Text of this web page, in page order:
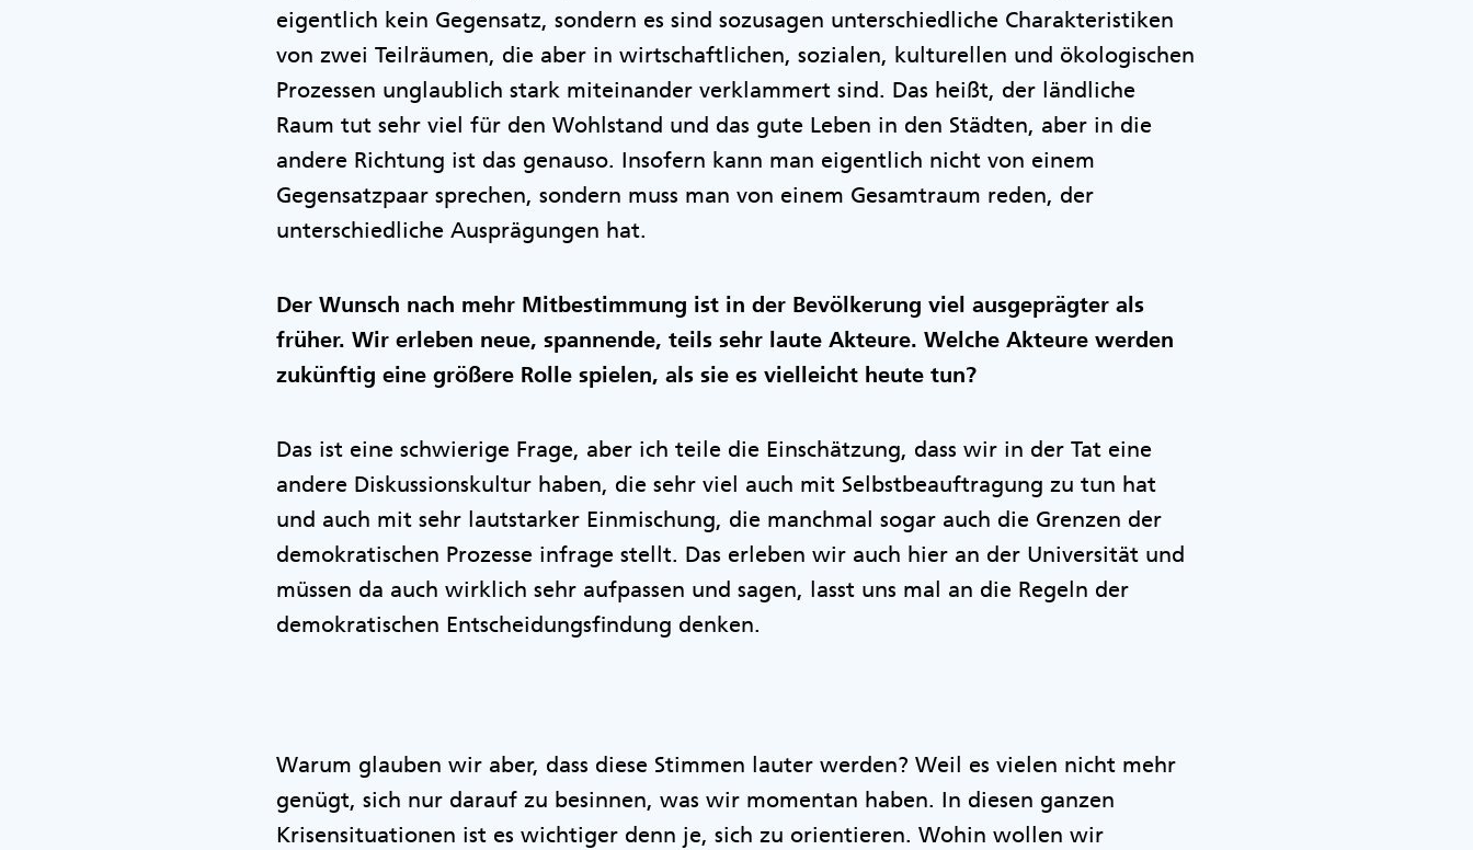
eigentlich kein Gegensatz, sondern es sind sozusagen unterschiedliche Charakteristiken
von zwei Teilräumen, die aber in wirtschaftlichen, sozialen, kulturellen und ökologischen
Prozessen unglaublich stark miteinander verklammert sind. Das heißt, der ländliche
Raum tut sehr viel für den Wohlstand und das gute Leben in den Städten, aber in die
andere Richtung ist das genauso. Insofern kann man eigentlich nicht von einem
Gegensatzpaar sprechen, sondern muss man von einem Gesamtraum reden, der
unterschiedliche Ausprägungen hat.
Der Wunsch nach mehr Mitbestimmung ist in der Bevölkerung viel ausgeprägter als
früher. Wir erleben neue, spannende, teils sehr laute Akteure. Welche Akteure werden
zukünftig eine größere Rolle spielen, als sie es vielleicht heute tun?
Das ist eine schwierige Frage, aber ich teile die Einschätzung, dass wir in der Tat eine
andere Diskussionskultur haben, die sehr viel auch mit Selbstbeauftragung zu tun hat
und auch mit sehr lautstarker Einmischung, die manchmal sogar auch die Grenzen der
demokratischen Prozesse infrage stellt. Das erleben wir auch hier an der Universität und
müssen da auch wirklich sehr aufpassen und sagen, lasst uns mal an die Regeln der
demokratischen Entscheidungsfindung denken.
Warum glauben wir aber, dass diese Stimmen lauter werden? Weil es vielen nicht mehr
genügt, sich nur darauf zu besinnen, was wir momentan haben. In diesen ganzen
Krisensituationen ist es wichtiger denn je, sich zu orientieren. Wohin wollen wir